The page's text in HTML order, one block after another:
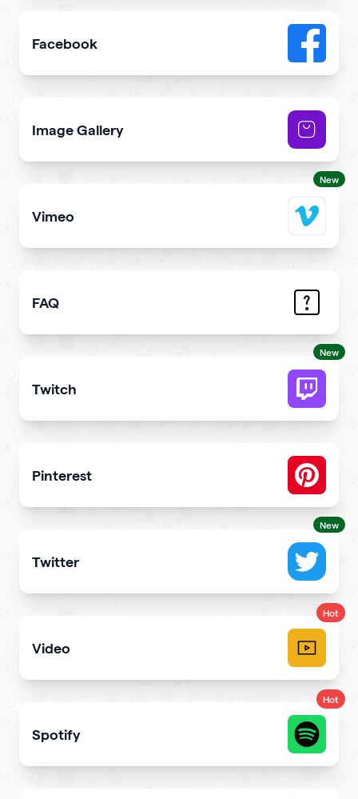
Facebook
Add link or Facebook like button to your qr code
Image Gallery
New
Vimeo
FAQ
Demonstrate the answers to the most common
New
Twitch
Get more stream viewers and engagement
Pinterest
Showcase Pins, boards and more
New
Twitter
Hot
Video
Hot
Spotify